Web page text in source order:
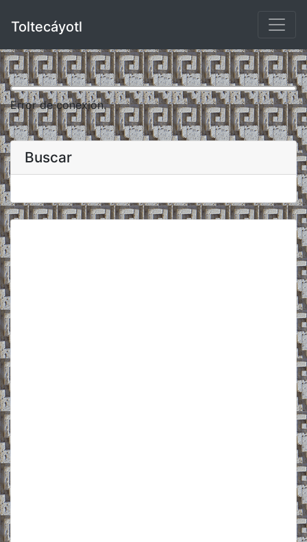
Toltecáyotl
Error de conexión.
Buscar